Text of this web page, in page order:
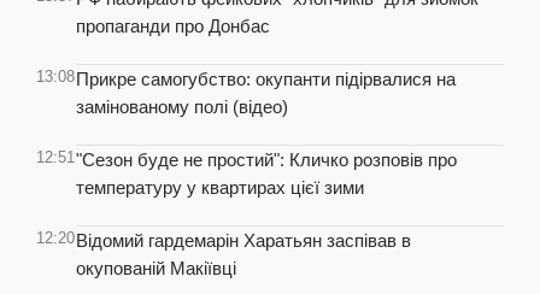
пропаганди про Донбас
13:08Прикре самогубство: окупанти підірвалися на
замінованому полі (відео)
12:51"Сезон буде не простий": Кличко розповів про
температуру у квартирах цієї зими
12:20Відомий гардемарін Харатьян заспівав в
окупованій Макіївці